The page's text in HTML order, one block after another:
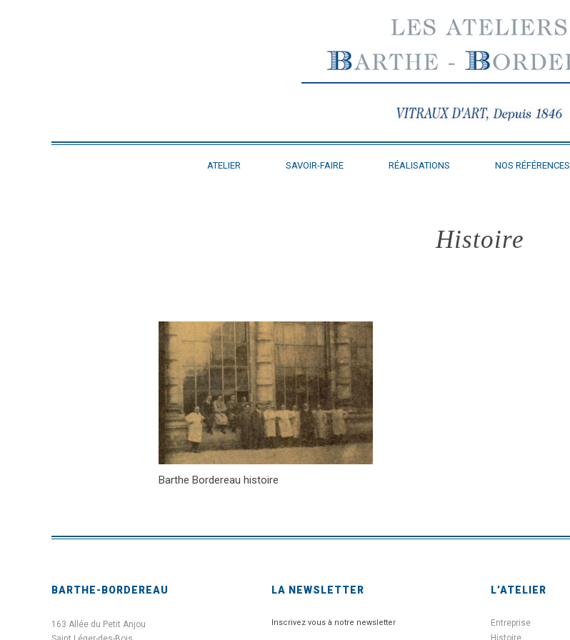
ATELIER SAVOIR-FAIRE RÉALISATIONS NOS RÉFÉRENCES
Histoire
Barthe Bordereau histoire
BARTHE-BORDEREAU
163 Allée du Petit Anjou
LA NEWSLETTER
Inscrivez vous à notre newsletter
L’ATELIER
Entreprise